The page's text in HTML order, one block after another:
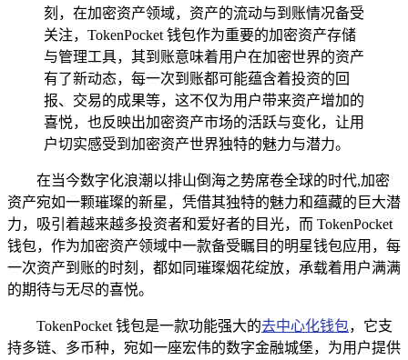
刻，在加密资产领域，资产的流动与到账情况备受
关注，TokenPocket 钱包作为重要的加密资产存储
与管理工具，其到账意味着用户在加密世界的资产
有了新动态，每一次到账都可能蕴含着投资的回
报、交易的成果等，这不仅为用户带来资产增加的
喜悦，也反映出加密资产市场的活跃与变化，让用
户切实感受到加密资产世界独特的魅力与潜力。
在当今数字化浪潮以排山倒海之势席卷全球的时代,加密
资产宛如一颗璀璨的新星，凭借其独特的魅力和蕴藏的巨大潜
力，吸引着越来越多投资者和爱好者的目光，而 TokenPocket
钱包，作为加密资产领域中一款备受瞩目的明星钱包应用，每
一次资产到账的时刻，都如同璀璨烟花绽放，承载着用户满满
的期待与无尽的喜悦。
TokenPocket 钱包是一款功能强大的去中心化钱包，它支
持多链、多币种，宛如一座宏伟的数字金融城堡，为用户提供